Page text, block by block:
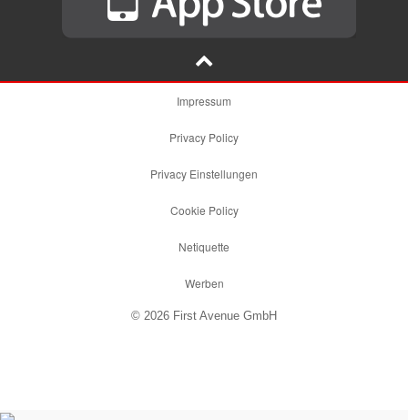
Impressum
Privacy Policy
Privacy Einstellungen
Cookie Policy
Netiquette
Werben
© 2026 First Avenue GmbH